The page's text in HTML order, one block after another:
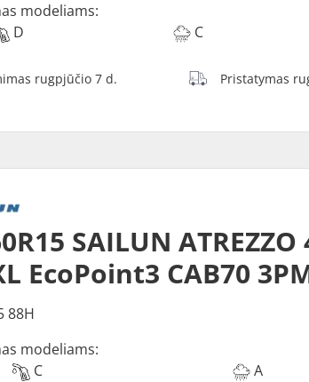
modeliams:
D
C
rugpjūčio 7 d. Pristatymas
SAILUN ATREZZO
EcoPoint3 CAB70
88H
modeliams:
C
A